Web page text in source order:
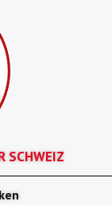
SCHWEIZ